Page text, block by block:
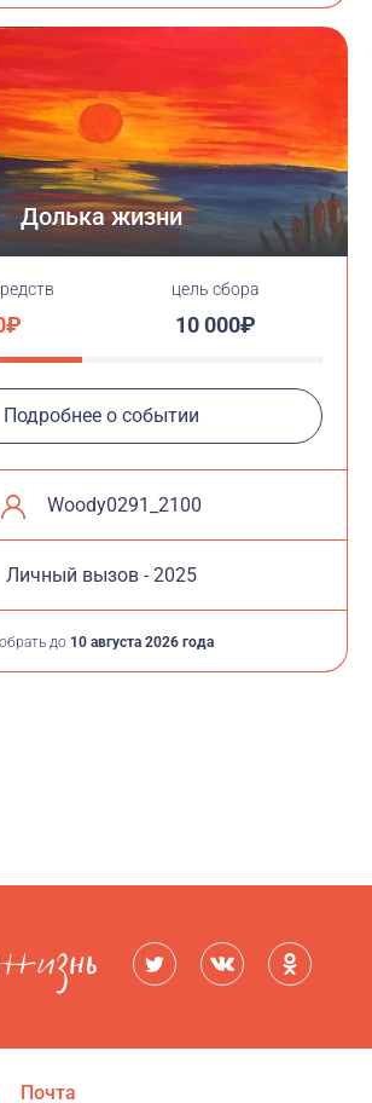
Долька жизни
цель сбора
10 000₽
Подробнее о событии
Woody0291_2100
Личный вызов - 2025
до 10 августа 2026 года
Почта